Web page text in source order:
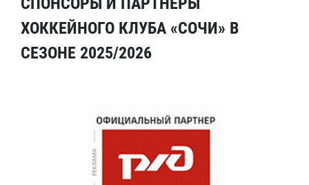
ХОККЕЙНОГО КЛУБА «СОЧИ» В
СЕЗОНЕ 2025/2026